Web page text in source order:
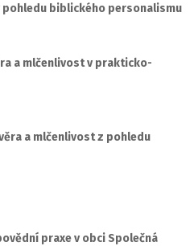
pohledu biblického personalismu
a mlčenlivost v prakticko-
a mlčenlivost z pohledu
praxe v obci Společná